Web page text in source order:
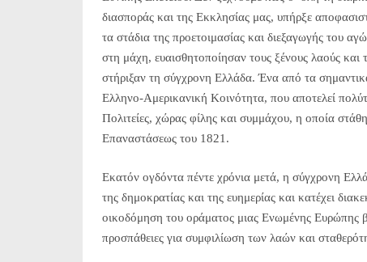
διασποράς και της Εκκλησίας μας, υπήρξε
τα στάδια της προετοιμασίας και διεξαγωγής του
στη μάχη, ευαισθητοποίησαν τους ξένους λαούς και
στήριξαν τη σύγχρονη Ελλάδα. Ένα από τα
Ελληνο-Αμερικανική Κοινότητα, που αποτελεί
Πολιτείες, χώρας φίλης και συμμάχου, η οποία
Επαναστάσεως του 1821.
Εκατόν ογδόντα πέντε χρόνια μετά, η σύγχρονη
της δημοκρατίας και της ευημερίας και κατέχει
οικοδόμηση του οράματος μιας Ενωμένης Ευρώπης
προσπάθειες για συμφιλίωση των λαών και